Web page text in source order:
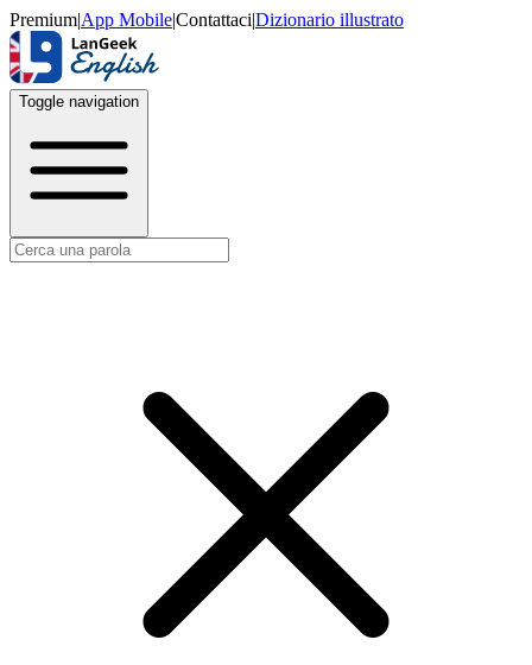
Premium|App Mobile|Contattaci|Dizionario illustrato
Toggle navigation